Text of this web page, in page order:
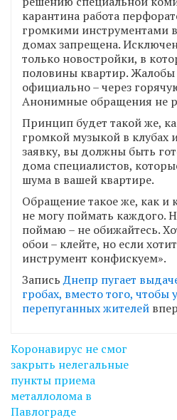
карантина работа
громкими инструментами
домах запрещена.
только новостройки, в
половины квартир.
официально – через
Анонимные обращения не
Принцип будет такой же,
громкой музыкой в клубах
заявку, вы должны быть
дома специалистов,
шума в вашей квартире.
Обращение такое же, как и
не могу поймать каждого.
поймаю – не обижайтесь.
обои – клейте, но если
инструмент конфискуем».
ЗаписьДнепр пугает
гробах, вместо того, чтобы
перепуганных жителей
Навігація
записів
Коронавирус не смог
закрыть нелегальные
пункты приема
металлолома в
Павлограде